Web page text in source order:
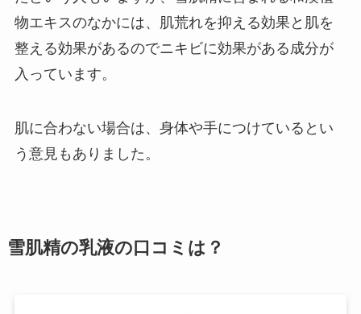
物エキスのなかには、肌荒れを抑える効果と肌を
整える効果があるのでニキビに効果がある成分が
入っています。
肌に合わない場合は、身体や手につけているとい
う意見もありました。
雪肌精の乳液の口コミは？